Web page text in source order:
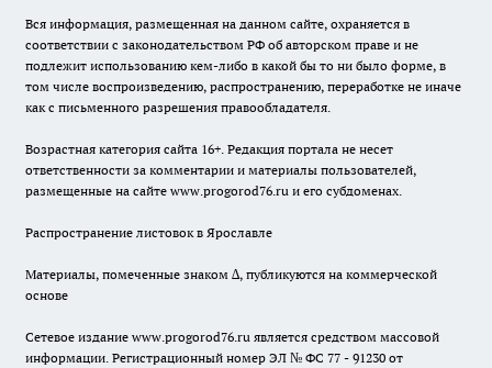
Вся информация, размещенная на данном сайте, охраняется в
соответствии с законодательством РФ об авторском праве и не
подлежит использованию кем-либо в какой бы то ни было форме, в
том числе воспроизведению, распространению, переработке не иначе
как с письменного разрешения правообладателя.
Возрастная категория сайта 16+. Редакция портала не несет
ответственности за комментарии и материалы пользователей,
размещенные на сайте www.progorod76.ru и его субдоменах.
Распространение листовок в Ярославле
Материалы, помеченные знаком ∆, публикуются на коммерческой
основе
Сетевое издание www.progorod76.ru является средством массовой
информации. Регистрационный номер ЭЛ № ФС 77 - 91230 от